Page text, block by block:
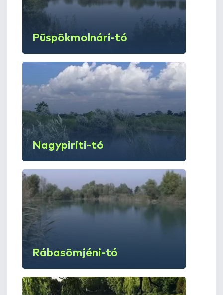
Püspökmolnári-tó
Nagypiriti-tó
Rábasömjéni-tó